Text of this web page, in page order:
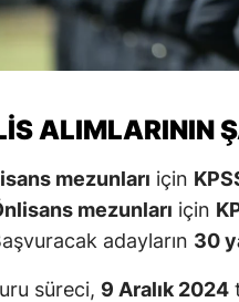
ALIMLARININ
mezunları için
mezunları için
adayların 30
süreci, 9 Aralık 2024